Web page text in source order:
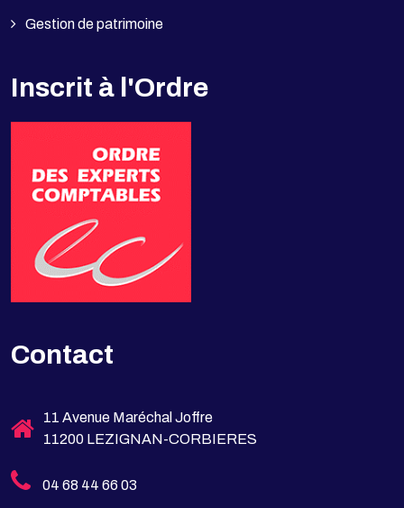
Gestion de patrimoine
Inscrit à l'Ordre
Contact
11 Avenue Maréchal Joffre
11200 LEZIGNAN-CORBIERES
04 68 44 66 03